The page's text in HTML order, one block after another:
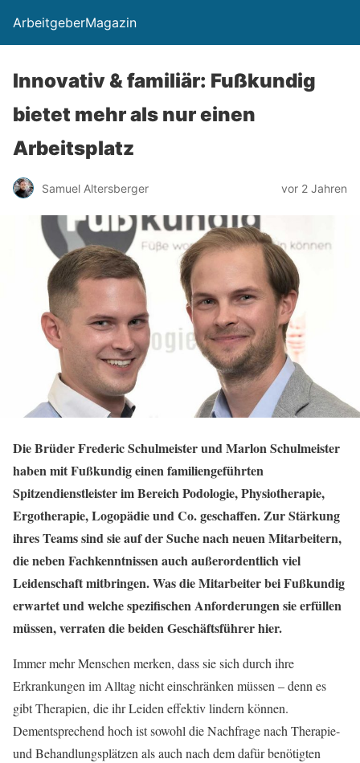
ArbeitgeberMagazin
Innovativ & familiär: Fußkundig
bietet mehr als nur einen
Arbeitsplatz
Samuel Altersberger vor 2 Jahren
Die Brüder Frederic Schulmeister und Marlon Schulmeister
haben mit Fußkundig einen familiengeführten
Spitzendienstleister im Bereich Podologie, Physiotherapie,
Ergotherapie, Logopädie und Co. geschaffen. Zur Stärkung
ihres Teams sind sie auf der Suche nach neuen Mitarbeitern,
die neben Fachkenntnissen auch außerordentlich viel
Leidenschaft mitbringen. Was die Mitarbeiter bei Fußkundig
erwartet und welche spezifischen Anforderungen sie erfüllen
müssen, verraten die beiden Geschäftsführer hier.
Immer mehr Menschen merken, dass sie sich durch ihre
Erkrankungen im Alltag nicht einschränken müssen – denn es
gibt Therapien, die ihr Leiden effektiv lindern können.
Dementsprechend hoch ist sowohl die Nachfrage nach Therapie-
und Behandlungsplätzen als auch nach dem dafür benötigten